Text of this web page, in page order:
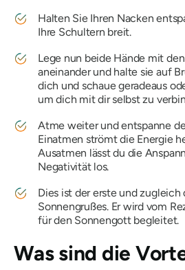
Halten Sie Ihren Nacken
Ihre Schultern breit.
Lege nun beide Hände mit
aneinander und halte sie auf
dich und schaue geradeaus
um dich mit dir selbst zu
Atme weiter und entspanne
Einatmen strömt die Energie
Ausatmen lässt du die
Negativität los.
Dies ist der erste und
Sonnengrußes. Er wird vom
für den Sonnengott begleitet.
Was sind die